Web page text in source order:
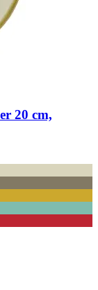
20 cm,